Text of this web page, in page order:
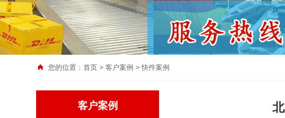
您的位置： 首页 > 客户案例 >快件案例
客户案例